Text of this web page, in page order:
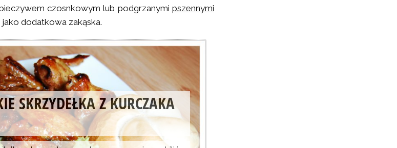
czosnkowym lub podgrzanymi pszennymi
jako dodatkowa zakąska.
SKRZYDEŁKA Z KURCZAKA